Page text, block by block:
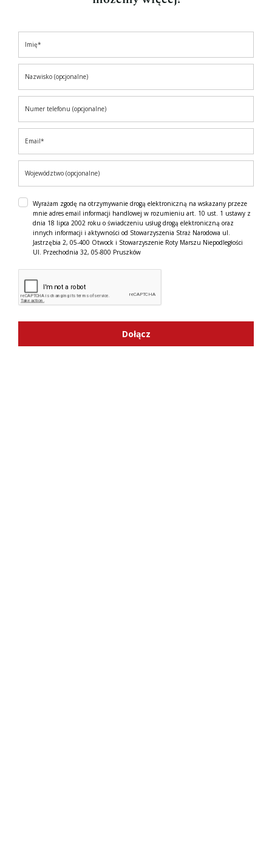
Wyrażam zgodę na otrzymywanie drogą elektroniczną na wskazany przeze
mnie adres email informacji handlowej w rozumieniu art. 10 ust. 1 ustawy z
dnia 18 lipca 2002 roku o świadczeniu usług drogą elektroniczną oraz
innych informacji i aktywności od Stowarzyszenia Straż Narodowa ul.
Jastrzębia 2, 05-400 Otwock i Stowarzyszenie Roty Marszu Niepodległości
Ul. Przechodnia 32, 05-800 Pruszków
Dołącz